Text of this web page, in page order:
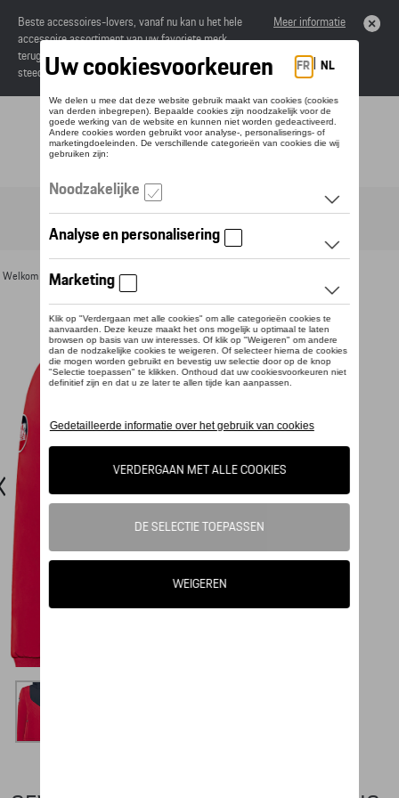
Beste accessoires-lovers, vanaf nu kan u het hele
accessoire assortiment van uw favoriete merk
terugvinden in de online catalogus. Deze kunnen
steeds besteld worden via uw dealer.
Meer informatie
Toggle navigation
Welkom >Voor u >Textiel >